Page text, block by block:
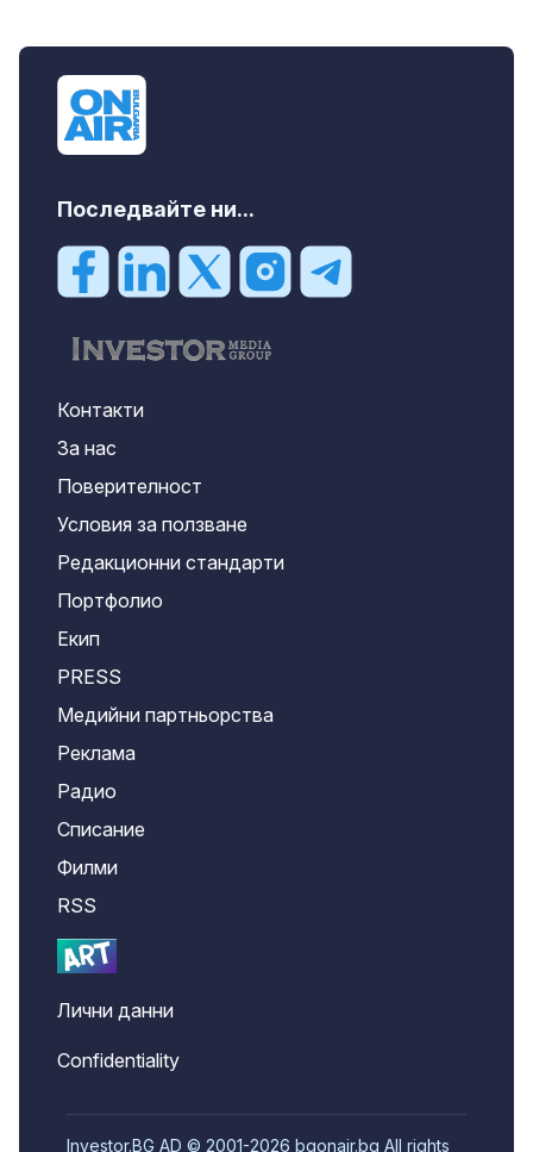
Последвайте ни...
Контакти
За нас
Поверителност
Условия за ползване
Редакционни стандарти
Портфолио
Екип
PRESS
Медийни партньорства
Реклама
Радио
Списание
Филми
RSS
Лични данни
Confidentiality
Investor.BG AD © 2001-2026 bgonair.bg All rights